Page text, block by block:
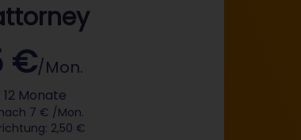
€/Mon.
Monate
7 € /Mon.
2,50 €